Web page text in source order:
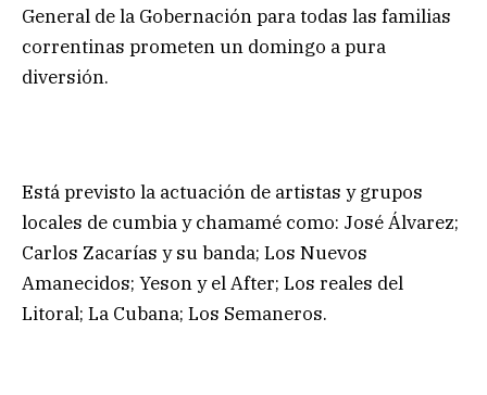
General de la Gobernación para todas las familias
correntinas prometen un domingo a pura
diversión.
Está previsto la actuación de artistas y grupos
locales de cumbia y chamamé como: José Álvarez;
Carlos Zacarías y su banda; Los Nuevos
Amanecidos; Yeson y el After; Los reales del
Litoral; La Cubana; Los Semaneros.